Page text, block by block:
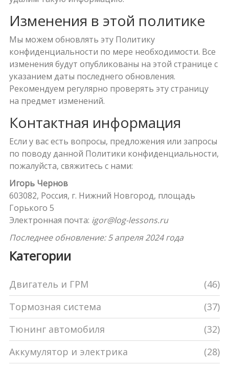
Изменения в этой политике
Мы можем обновлять эту Политику
конфиденциальности по мере необходимости. Все
изменения будут опубликованы на этой странице с
указанием даты последнего обновления.
Рекомендуем регулярно проверять эту страницу
на предмет изменений.
Контактная информация
Если у вас есть вопросы, предложения или запросы
по поводу данной Политики конфиденциальности,
пожалуйста, свяжитесь с нами:
Игорь Чернов
603082, Россия, г. Нижний Новгород, площадь
Горького 5
Электронная почта: igor@log-lessons.ru
Последнее обновление: 5 апреля 2024 года
Категории
Двигатель и ГРМ
(46)
Тормозная система
(37)
Тюнинг автомобиля
(32)
Аккумулятор и электрика
(28)